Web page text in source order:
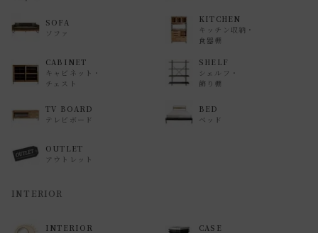
SOFA
ソファ
KITCHEN
キッチン収納・
食器棚
CABINET
キャビネット・
チェスト
SHELF
シェルフ・
飾り棚
TV BOARD
テレビボード
BED
ベッド
OUTLET
アウトレット
INTERIOR
INTERIOR
CASE